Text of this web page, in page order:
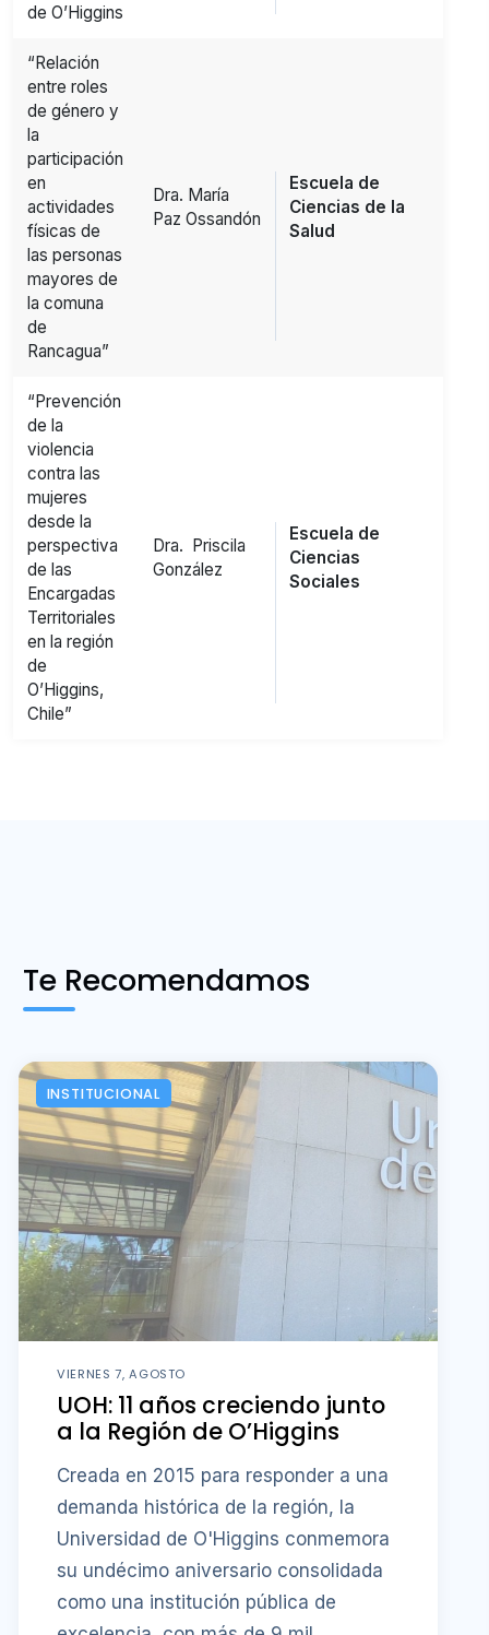
de O’Higgins
“Relación
entre roles
de género y
la
participación
en
actividades
físicas de
las personas
mayores de
la comuna
de
Rancagua”
Dra. María
Paz Ossandón
Escuela de
Ciencias de la
Salud
“Prevención
de la
violencia
contra las
mujeres
desde la
perspectiva
de las
Encargadas
Territoriales
en la región
de
O’Higgins,
Chile”
Dra. Priscila
González
Escuela de
Ciencias
Sociales
Te Recomendamos
INSTITUCIONAL
VIERNES 7, AGOSTO
UOH: 11 años creciendo junto
a la Región de O’Higgins
Creada en 2015 para responder a una
demanda histórica de la región, la
Universidad de O'Higgins conmemora
su undécimo aniversario consolidada
como una institución pública de